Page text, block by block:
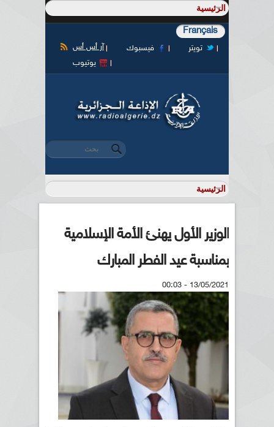
Français
آر أس أس فيسبوك
تويتر
يوتيوب
استمارة البحث
‏بحث ‏
الوزير الأول يهنئ الأمة الإسلامية
بمناسبة عيد الفطر المبارك
13/05/2021 - 00:03